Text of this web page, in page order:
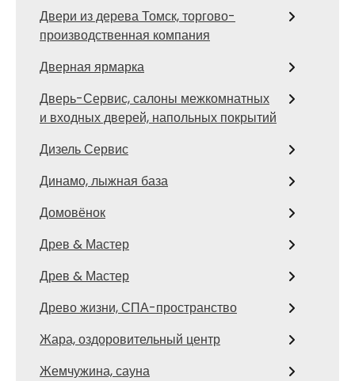
Двери из дерева Томск, торгово-
производственная компания
Дверная ярмарка
Дверь-Сервис, салоны межкомнатных
и входных дверей, напольных покрытий
Дизель Сервис
Динамо, лыжная база
Домовёнок
Древ & Мастер
Древ & Мастер
Древо жизни, СПА-пространство
Жара, оздоровительный центр
Жемчужина, сауна